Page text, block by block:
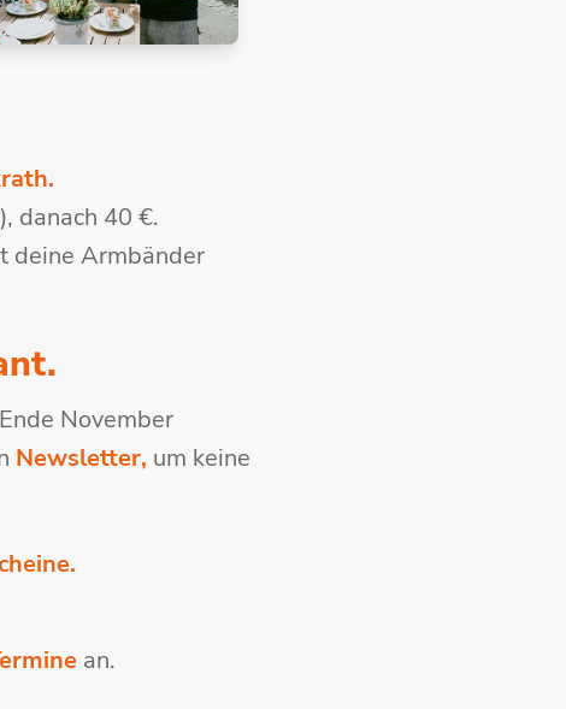
danach 40 €.
deine Armbänder
November
Newsletter, um keine
an.